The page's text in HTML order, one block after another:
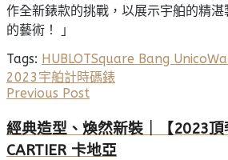
作全新錶款的挑戰，以展示宇舶的精
的藝術！ 」
Tags: HUBLOTSquare Bang Unico
2023 宇舶計時碼錶
Previous Post
經典造型、煥然新裝｜【2023頂
CARTIER 卡地亞